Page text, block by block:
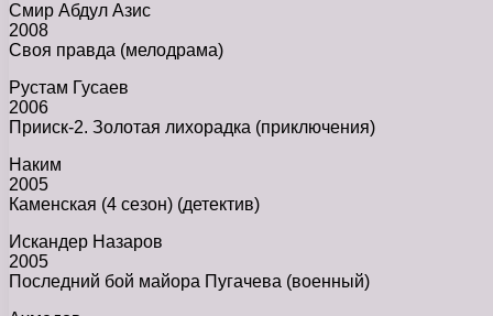
Смир Абдул Азис
2008
Своя правда (мелодрама)
Рустам Гусаев
2006
Прииск-2. Золотая лихорадка (приключения)
Наким
2005
Каменская (4 сезон) (детектив)
Искандер Назаров
2005
Последний бой майора Пугачева (военный)